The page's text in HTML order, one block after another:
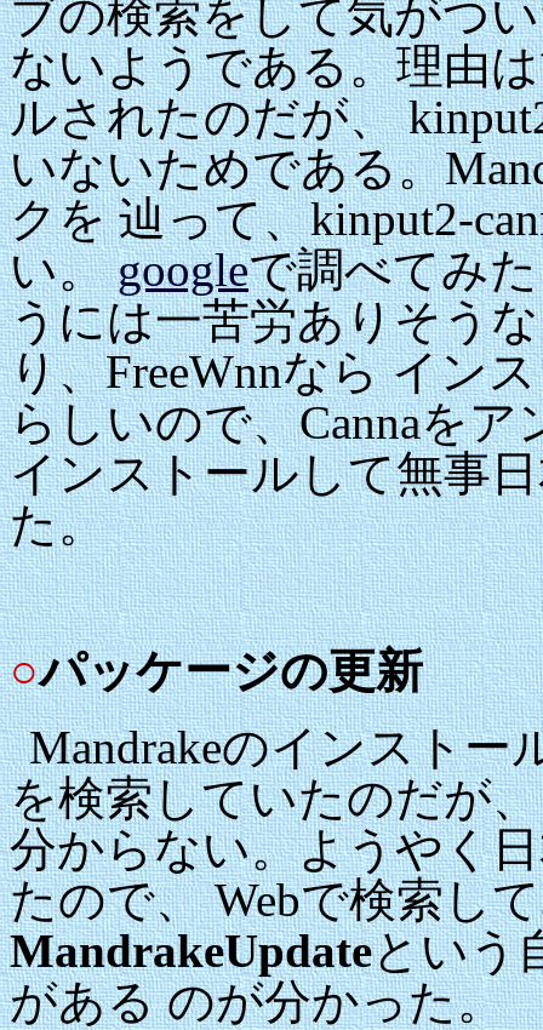
ブの検索をして気がつ
ないようである。理由
ルされたのだが、
いないためである。
クを 辿って、kinput2-
い。googleで調べてみ
うには一苦労ありそう
り、FreeWnnなら イン
らしいので、Cannaをア
インストールして無事
た。
○パッケージの更新
Mandrakeのインスト
を検索していたのだが
分からない。ようやく
たので、 Webで検索し
MandrakeUpdateという
がある のが分かった。